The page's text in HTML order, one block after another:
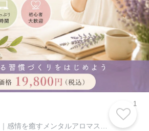
鹿児島｜感情を癒すメンタルアロマスクールアスターアートのんちゃん
1